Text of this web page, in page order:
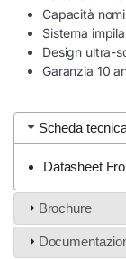
Capacità
Sistema
Design ultra-
Garanzia 10
Scheda
Datasheet
Brochure